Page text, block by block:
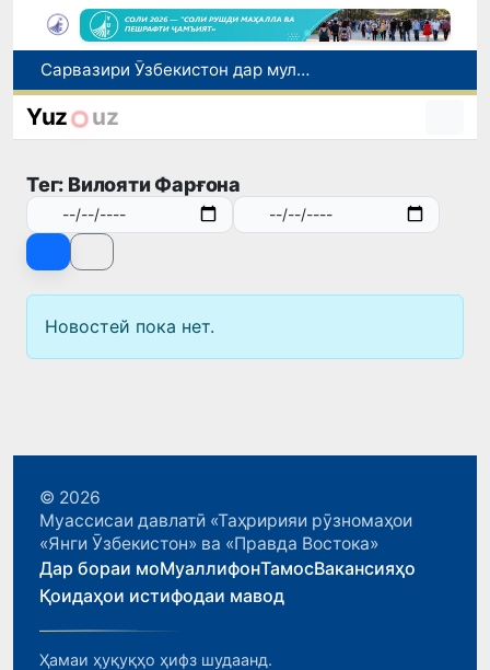
Сарвазири Ӯзбекистон дар мулоқот бо Президенти Қирғизистон дар доираи чорабиниҳои Иттиҳоди иқтисодии АвруОсиё иштирок кард
Дар Қашқадарё анҷумани байналмилалии экологӣ бо иштироки ҷавонон аз нӯҳ кишвар баргузор мешавад
Дар Сенат бо намояндаи Департаменти давлатии ИМА мулоқот баргузор шуд
Yuz uz
Тег: Вилояти Фарғона
Новостей пока нет.
© 2026
Муассисаи давлатӣ «Таҳририяи рӯзномаҳои
«Янги Ӯзбекистон» ва «Правда Востока»
Дар бораи моМуаллифонТамосВакансияҳо
Қоидаҳои истифодаи мавод
Ҳамаи ҳуқуқҳо ҳифз шудаанд.